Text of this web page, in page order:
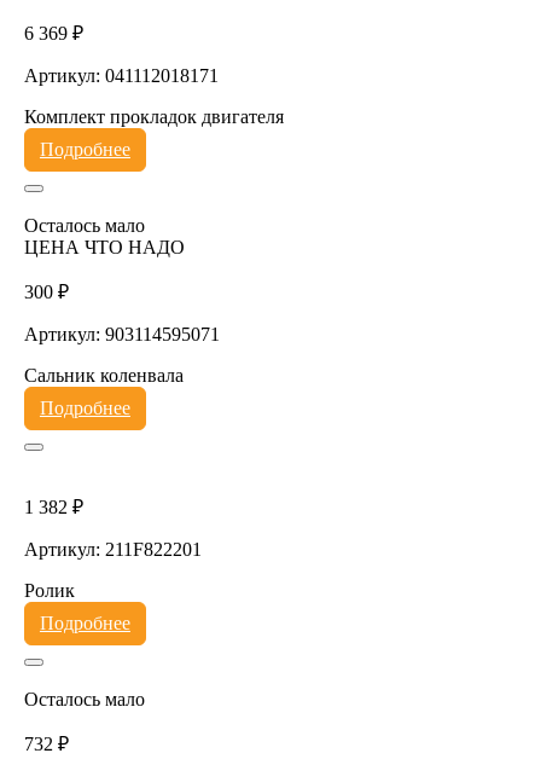
6 369 ₽
Артикул: 041112018171
Комплект прокладок двигателя
Подробнее
Осталось мало
ЦЕНА ЧТО НАДО
300 ₽
Артикул: 903114595071
Сальник коленвала
Подробнее
1 382 ₽
Артикул: 211F822201
Ролик
Подробнее
Осталось мало
732 ₽